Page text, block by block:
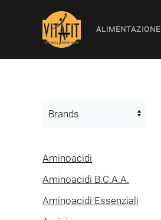
ALIMENTAZIONE
Aminoacidi
Aminoacidi B.C.A.A.
Aminoacidi Essenziali